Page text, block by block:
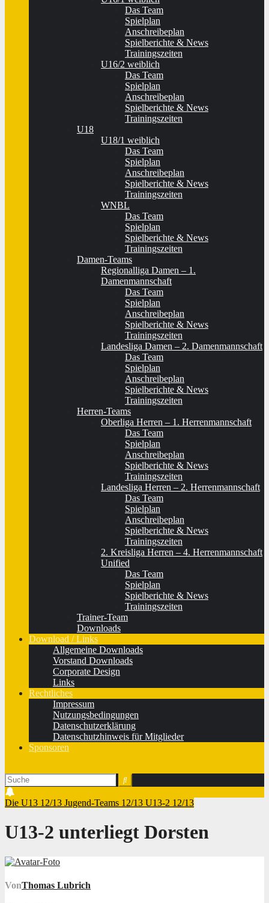
Das Team
Spielplan
Anschreibeplan
Spielberichte & News
Trainingszeiten
U16/2 weiblich
Das Team
Spielplan
Anschreibeplan
Spielberichte & News
Trainingszeiten
U18
U18/1 weiblich
Das Team
Spielplan
Anschreibeplan
Spielberichte & News
Trainingszeiten
WNBL
Das Team
Spielplan
Spielberichte & News
Trainingszeiten
Damen-Teams
Regionalliga Damen – 1.
Damenmannschaft
Das Team
Spielplan
Anschreibeplan
Spielberichte & News
Trainingszeiten
Landesliga Damen – 2. Damenmannschaft
Das Team
Spielplan
Anschreibeplan
Spielberichte & News
Trainingszeiten
Herren-Teams
Oberliga Herren – 1. Herrenmannschaft
Das Team
Spielplan
Anschreibeplan
Spielberichte & News
Trainingszeiten
Landesliga Herren – 2. Herrenmannschaft
Das Team
Spielplan
Anschreibeplan
Spielberichte & News
Trainingszeiten
2. Kreisliga Herren – 4. Herrenmannschaft
Unified
Das Team
Spielplan
Spielberichte & News
Trainingszeiten
Trainer-Team
Downloads
Download / Links
Allgemeine Downloads
Vorstand Downloads
Corporate Design
Links
Rechtliches
Impressum
Nutzungsbedingungen
Datenschutzerklärung
Datenschutzhinweis für Mitglieder
Sponsoren
Die U13 12/13 Jugend-Teams 12/13 U13-2 12/13
U13-2 unterliegt Dorsten
VonThomas Lubrich